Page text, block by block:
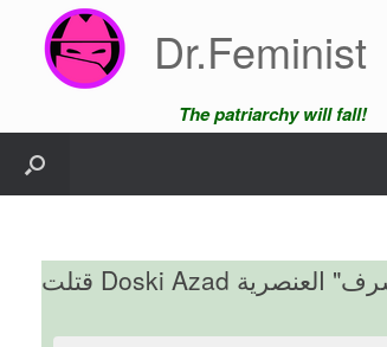
content
Dr.Feminist
The patriarchy will fall!